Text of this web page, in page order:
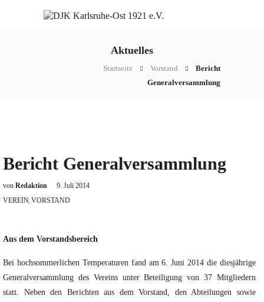
Aktuelles
Startseite Vorstand
Bericht
Generalversammlung
Bericht Generalversammlung
von Redaktion
9. Juli 2014
VEREIN, VORSTAND
Aus dem Vorstandsbereich
Bei hochsommerlichen Temperaturen fand am 6. Juni 2014 die diesjährige
Generalversammlung des Vereins unter Beteiligung von 37 Mitgliedern
statt. Neben den Berichten aus dem Vorstand, den Abteilungen sowie